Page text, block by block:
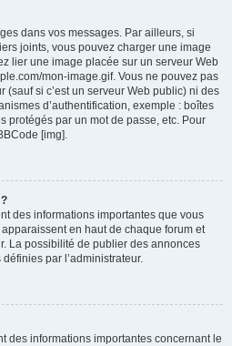
dans vos messages. Par ailleurs, si
joints, vous pouvez charger une image
lier une image placée sur un serveur Web
mon-image.gif. Vous ne pouvez pas
(sauf si c’est un serveur Web public) ni des
d’authentification, exemple : boîtes
protégés par un mot de passe, etc. Pour
[img].
des informations importantes que vous
en haut de chaque forum et
La possibilité de publier des annonces
par l’administrateur.
des informations importantes concernant le